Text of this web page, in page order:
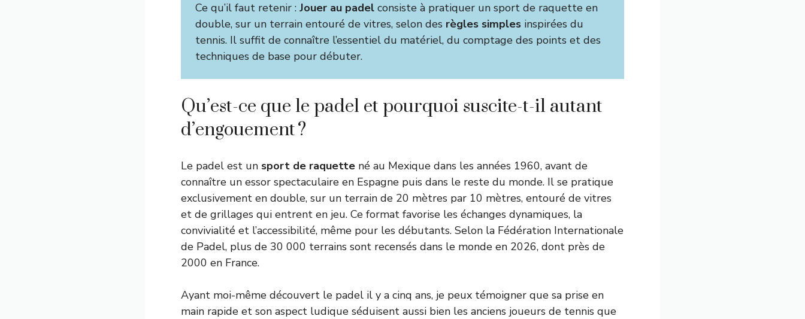
Ce qu’il faut retenir : Jouer au padel consiste à pratiquer un sport de raquette en
double, sur un terrain entouré de vitres, selon des règles simples inspirées du
tennis. Il suffit de connaître l’essentiel du matériel, du comptage des points et des
techniques de base pour débuter.
Qu’est-ce que le padel et pourquoi suscite-t-il autant
d’engouement ?
Le padel est un sport de raquette né au Mexique dans les années 1960, avant de
connaître un essor spectaculaire en Espagne puis dans le reste du monde. Il se pratique
exclusivement en double, sur un terrain de 20 mètres par 10 mètres, entouré de vitres
et de grillages qui entrent en jeu. Ce format favorise les échanges dynamiques, la
convivialité et l’accessibilité, même pour les débutants. Selon la Fédération Internationale
de Padel, plus de 30 000 terrains sont recensés dans le monde en 2026, dont près de
2000 en France.
Ayant moi-même découvert le padel il y a cinq ans, je peux témoigner que sa prise en
main rapide et son aspect ludique séduisent aussi bien les anciens joueurs de tennis que